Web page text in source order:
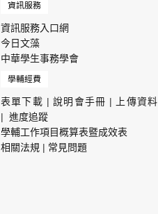
資訊服務
資訊服務入口網
今日文藻
中華學生事務學會
學輔經費
表單下載 |說明會手冊 |
上傳資料
| 進度追蹤
學輔工作項目概算表暨成效表
相關法規 | 常見問題